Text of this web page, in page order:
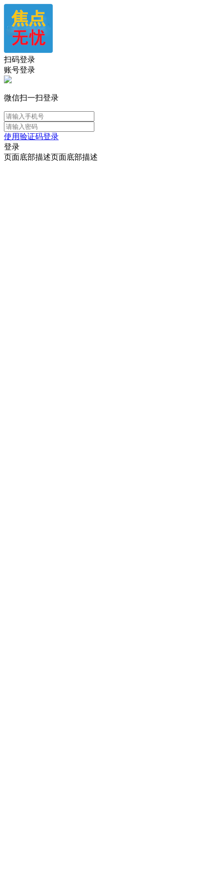
扫码登录
账号登录
微信扫一扫登录
使用验证码登录
登录
页面底部描述页面底部描述